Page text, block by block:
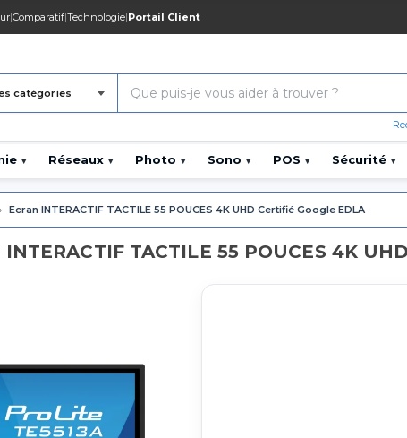
|Comparatif|Technologie|Portail Client
catégories
▾ Réseaux ▾ Photo ▾ Sono ▾ POS ▾ Sécurité ▾
Ecran INTERACTIF TACTILE 55 POUCES 4K UHD Certifié Google EDLA
INTERACTIF TACTILE 55 POUCES 4K